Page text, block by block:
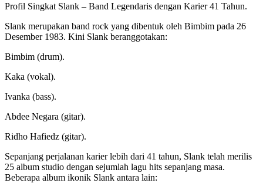
Profil Singkat Slank – Band Legendaris dengan Karier 41 Tahun.
Slank merupakan band rock yang dibentuk oleh Bimbim pada 26
Desember 1983. Kini Slank beranggotakan:
Bimbim (drum).
Kaka (vokal).
Ivanka (bass).
Abdee Negara (gitar).
Ridho Hafiedz (gitar).
Sepanjang perjalanan karier lebih dari 41 tahun, Slank telah merilis
25 album studio dengan sejumlah lagu hits sepanjang masa.
Beberapa album ikonik Slank antara lain: